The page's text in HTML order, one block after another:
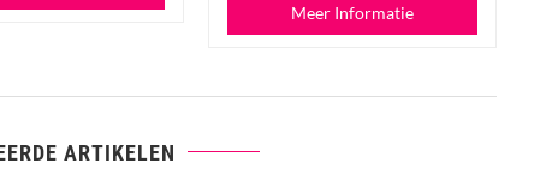
Meer Informatie
ARTIKELEN